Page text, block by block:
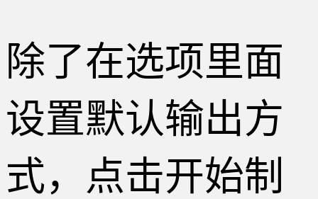
除了在选项里面
设置默认输出方
式，点击开始制